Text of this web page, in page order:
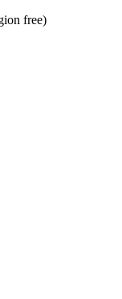
free)